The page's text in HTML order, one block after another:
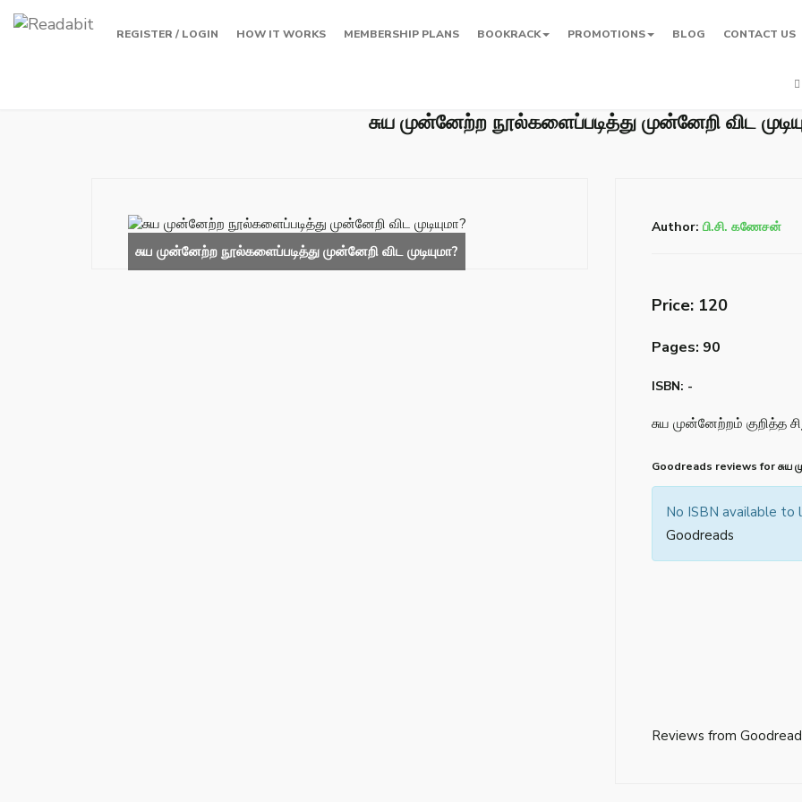
REGISTER / LOGIN HOW IT WORKS MEMBERSHIP PLANS BOOKRACK PROMOTIONS BLOG CONTACT US
சுய முன்னேற்ற நூல்களைப்படித்து முன்னேறி விட
Author: பி.சி. கணேசன்
Price: ₹120
Pages: 90
ISBN: -
சுய முன்னேற்றம் குறித்த
Goodreads reviews for சுய
No ISBN available to
Goodreads
Reviews from